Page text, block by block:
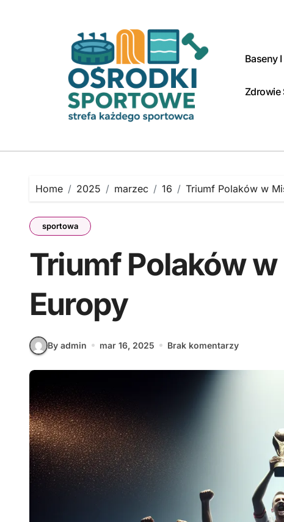
Baseny I
Zdrowie
Home 2025 marzec 16 Triumf Polaków w
sportowa
Triumf Polaków
Europy
By admin mar 16, 2025 Brak komentarzy